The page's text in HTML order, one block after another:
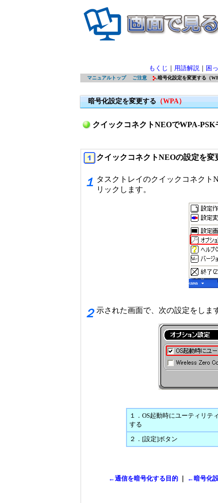
もくじ ｜ 用語解説 ｜ 困
マニュアルトップ ご注意 .暗号化設定を変更する（
暗号化設定を変更する （WPA）
クイックコネクトNEOでWPA-
クイックコネクトNEOの設定を変
１ タスクトレイのクイックコネクト
リックします。
２ 示された画面で、次の設定をしま
１．OS起動時にユーティリテ
する
２．[設定]ボタン
←通信を暗号化する目的 ←暗号化